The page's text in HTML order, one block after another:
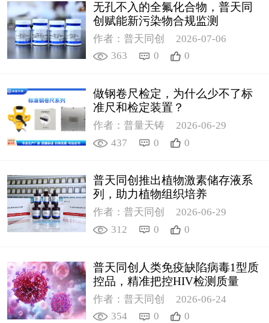
无孔不入的全氟化合物，普天同
创赋能新污染物合规监测
作者：普天同创
2026-07-06
363
0 0
做钢卷尺检定，为什么少不了标
准尺和检定装置？
作者：普量天铸
2026-06-29
437
0 0
普天同创推出植物激素储存液系
列，助力植物组织培养
作者：普天同创
2026-06-29
312
0 0
普天同创人类免疫缺陷病毒1型质
控品，精准把控HIV检测质量
作者：普天同创
2026-06-24
354
0 0